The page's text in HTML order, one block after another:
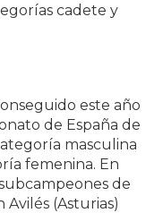
cadete y
este año
de España de
masculina
femenina. En
de
(Asturias)